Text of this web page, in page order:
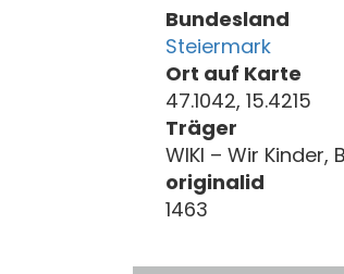
Bundesland
Steiermark
Ort auf Karte
47.1042, 15.4215
Träger
WIKI – Wir
originalid
1463